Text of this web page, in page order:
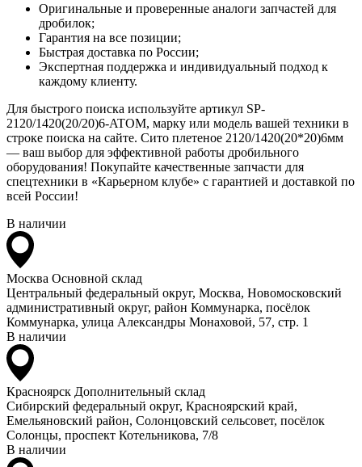
Оригинальные и проверенные аналоги запчастей для
дробилок;
Гарантия на все позиции;
Быстрая доставка по России;
Экспертная поддержка и индивидуальный подход к
каждому клиенту.
Для быстрого поиска используйте артикул SP-
2120/1420(20/20)6-ATOM, марку или модель вашей техники в
строке поиска на сайте. Сито плетеное 2120/1420(20*20)6мм
— ваш выбор для эффективной работы дробильного
оборудования! Покупайте качественные запчасти для
спецтехники в «Карьерном клубе» с гарантией и доставкой по
всей России!
В наличии
Москва Основной склад
Центральный федеральный округ, Москва, Новомосковский
административный округ, район Коммунарка, посёлок
Коммунарка, улица Александры Монаховой, 57, стр. 1
В наличии
Красноярск Дополнительный склад
Сибирский федеральный округ, Красноярский край,
Емельяновский район, Солонцовский сельсовет, посёлок
Солонцы, проспект Котельникова, 7/8
В наличии